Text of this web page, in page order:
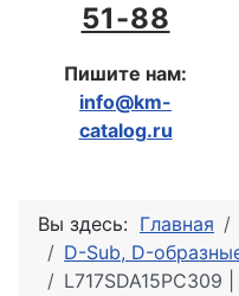
51-88
Пишите нам:
info@km-
catalog.ru
Вы здесь: Главная
D-Sub, D-
L717SDA15PC309